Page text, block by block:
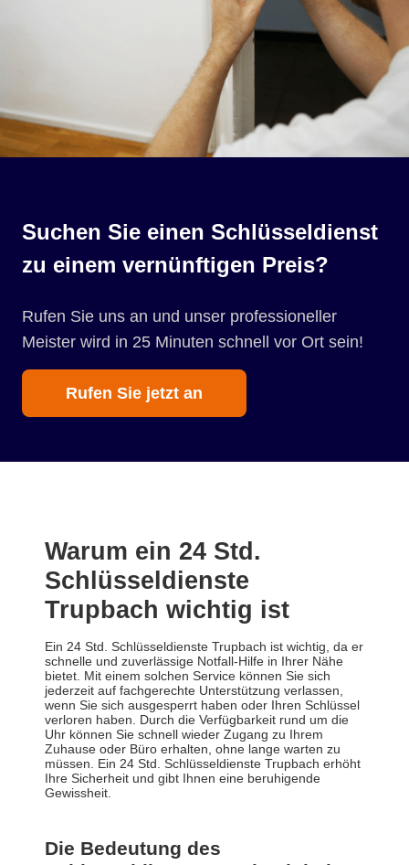
Suchen Sie einen Schlüsseldienst
zu einem vernünftigen Preis?
Rufen Sie uns an und unser professioneller
Meister wird in 25 Minuten schnell vor Ort sein!
Rufen Sie jetzt an
Warum ein 24 Std.
Schlüsseldienste
Trupbach wichtig ist
Ein 24 Std. Schlüsseldienste Trupbach ist wichtig, da er
schnelle und zuverlässige Notfall-Hilfe in Ihrer Nähe
bietet. Mit einem solchen Service können Sie sich
jederzeit auf fachgerechte Unterstützung verlassen,
wenn Sie sich ausgesperrt haben oder Ihren Schlüssel
verloren haben. Durch die Verfügbarkeit rund um die
Uhr können Sie schnell wieder Zugang zu Ihrem
Zuhause oder Büro erhalten, ohne lange warten zu
müssen. Ein 24 Std. Schlüsseldienste Trupbach erhöht
Ihre Sicherheit und gibt Ihnen eine beruhigende
Gewissheit.
Die Bedeutung des